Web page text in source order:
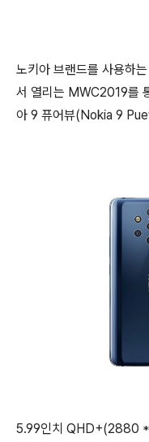
노키아 브랜드를 사용하
서 열리는 MWC2019를
아 9 퓨어뷰(Nokia 9
5.99인치 QHD+(2880 *